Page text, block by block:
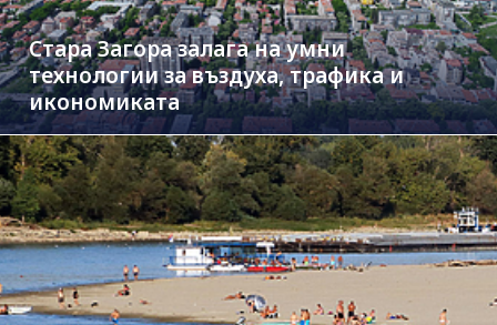
Стара Загора залага на умни
технологии за въздуха, трафика и
икономиката